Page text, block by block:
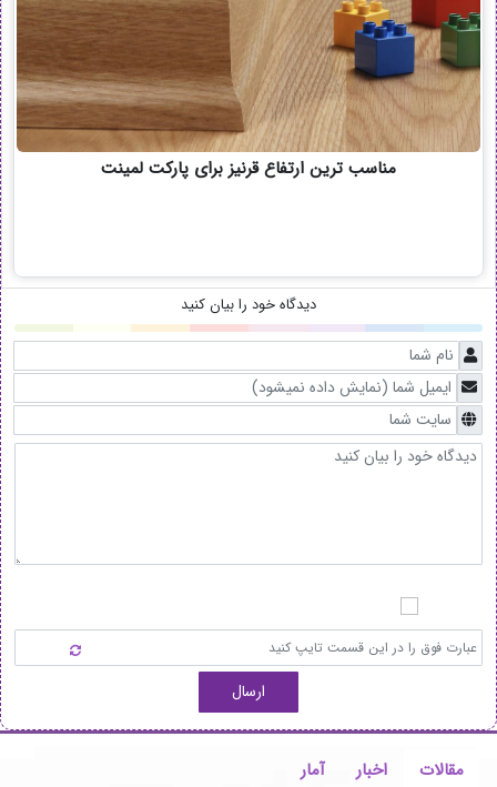
مناسب ترین ارتفاع قرنیز برای پارکت لمینت
دیدگاه خود را بیان کنید
ارسال
مقالات اخبار آمار